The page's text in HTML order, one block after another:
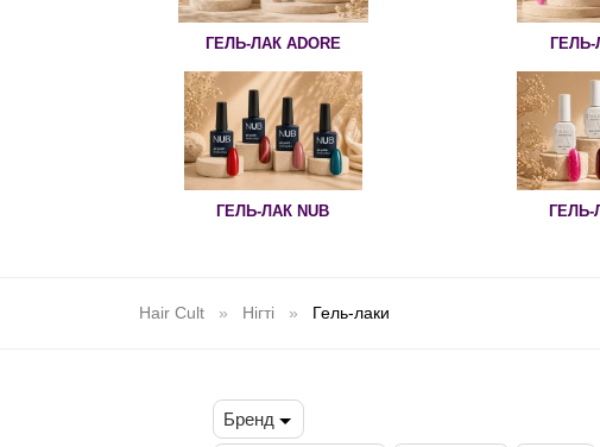
ГЕЛЬ-ЛАК ADORE ГЕЛЬ-
ГЕЛЬ-ЛАК NUB ГЕЛЬ-
Hair Cult Нігті Гель-лаки
Бренд